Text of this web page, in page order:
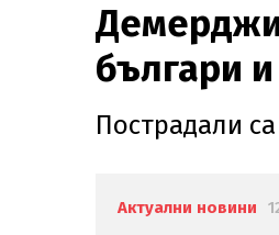
българи
Пострадали
Актуални новини